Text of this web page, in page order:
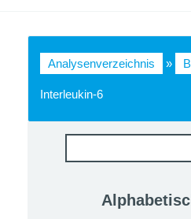
Analysenverzeichnis »
Interleukin-6